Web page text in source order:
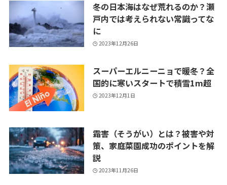
冬の日本海はなぜ荒れるのか？瀬
戸内では考えられない常識ってな
に
2023年12月26日
スーパーエルニーニョで暖冬？全
国的に寒いスタートで積雪1m超
2023年12月1日
霜害（そうがい）とは？被害や対
策、家庭菜園成功のポイントを解
説
2023年11月26日